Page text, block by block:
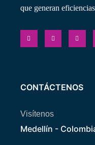
que generan
CONTÁCTENOS
Visítenos
Medellín -